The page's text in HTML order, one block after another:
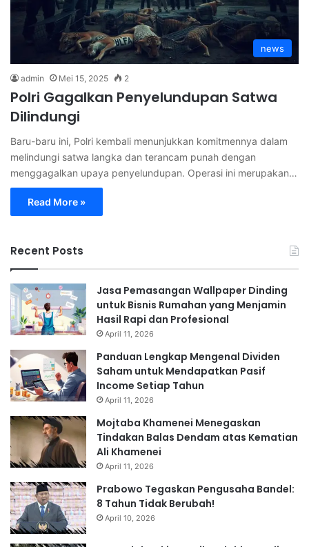
news
admin Mei 15, 2025 2
Polri Gagalkan Penyelundupan Satwa
Dilindungi
Baru-baru ini, Polri kembali menunjukkan komitmennya dalam
melindungi satwa langka dan terancam punah dengan
menggagalkan upaya penyelundupan. Operasi ini merupakan…
Read More »
Recent Posts
Jasa Pemasangan Wallpaper Dinding
untuk Bisnis Rumahan yang Menjamin
Hasil Rapi dan Profesional
April 11, 2026
Panduan Lengkap Mengenal Dividen
Saham untuk Mendapatkan Pasif
Income Setiap Tahun
April 11, 2026
Mojtaba Khamenei Menegaskan
Tindakan Balas Dendam atas Kematian
Ali Khamenei
April 11, 2026
Prabowo Tegaskan Pengusaha Bandel:
8 Tahun Tidak Berubah!
April 10, 2026